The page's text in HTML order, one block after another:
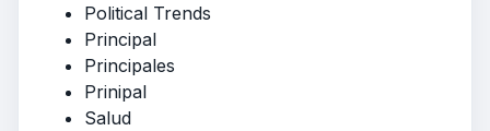
Political Trends
Principal
Principales
Prinipal
Salud